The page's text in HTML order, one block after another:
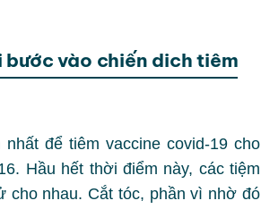
vào chiến dich tiêm
để tiêm vaccine covid-19 cho
Hầu hết thời điểm này, các tiệm
cho nhau. Cắt tóc, phần vì nhờ đó